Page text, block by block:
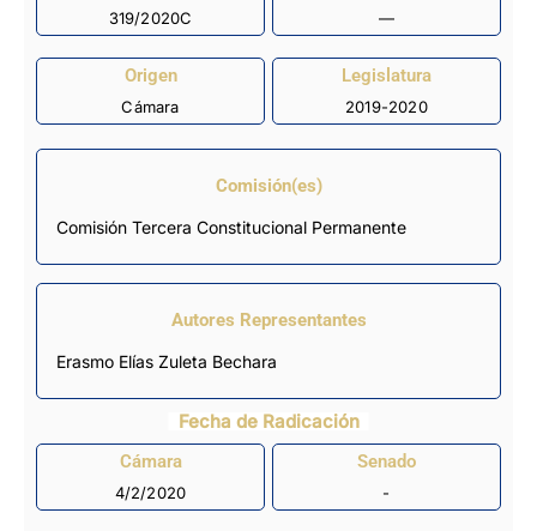
319/2020C —
Origen
Cámara
Legislatura
2019-2020
Comisión(es)
Comisión Tercera Constitucional Permanente
Autores Representantes
Erasmo Elías Zuleta Bechara
Fecha de Radicación
Cámara
4/2/2020
Senado
-